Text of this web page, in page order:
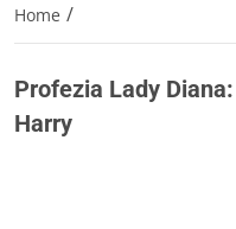
Home /
Profezia Lady
Harry